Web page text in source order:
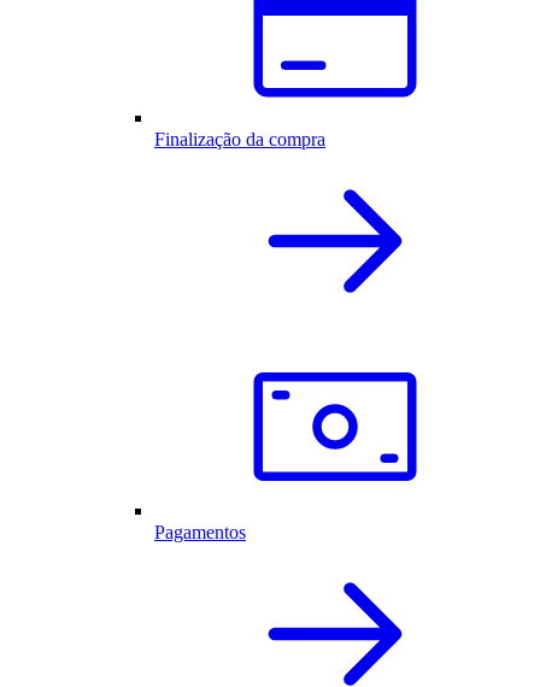
Finalização da compra
Pagamentos